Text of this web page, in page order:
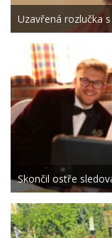
Uzavřená rozlučka
Skončil ostře